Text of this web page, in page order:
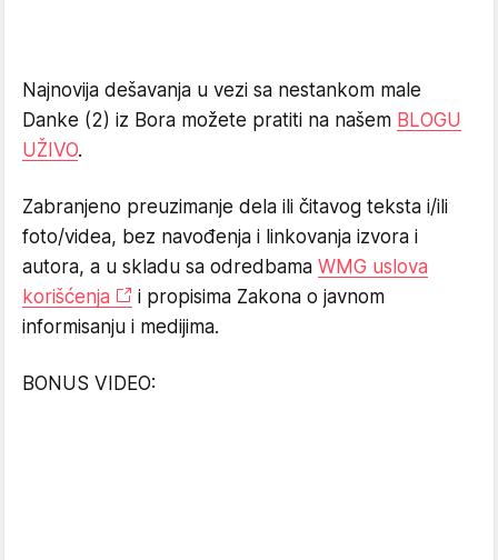
Najnovija dešavanja u vezi sa nestankom male
Danke (2) iz Bora možete pratiti na našem BLOGU
UŽIVO.
Zabranjeno preuzimanje dela ili čitavog teksta i/ili
foto/videa, bez navođenja i linkovanja izvora i
autora, a u skladu sa odredbama WMG uslova
korišćenja
i propisima Zakona o javnom
informisanju i medijima.
BONUS VIDEO: